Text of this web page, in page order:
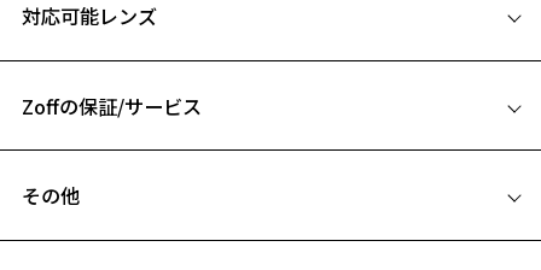
Styling Point
テンプルにはメタル素材を組み合わせ、軽やかで繊細な印象に。
甘さを抑え洗練した印象にアップデート。
Zoff ｜ADAM ET ROPE' 特設ページをみる
B ブリッジ(鼻部分)の横幅：22mm
対応可能レンズ
フレームとレンズの合計料金を知りたい方へ
Zoffの保証/サービス
その他